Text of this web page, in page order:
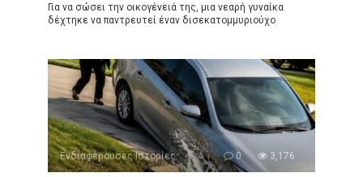
Για να σώσει την οικογένειά της, μια νεαρή γυναίκα
δέχτηκε να παντρευτεί έναν δισεκατομμυριούχο
Ενδιαφέρουσες Ιστορίες 0 3,176